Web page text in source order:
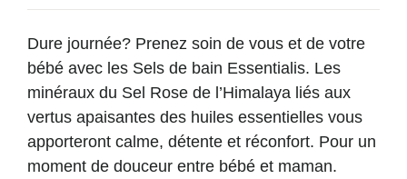
Dure journée? Prenez soin de vous et de votre
bébé avec les Sels de bain Essentialis. Les
minéraux du Sel Rose de l’Himalaya liés aux
vertus apaisantes des huiles essentielles vous
apporteront calme, détente et réconfort. Pour un
moment de douceur entre bébé et maman.